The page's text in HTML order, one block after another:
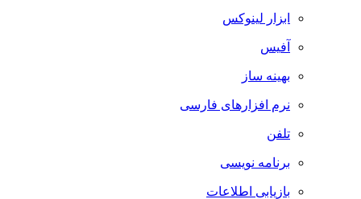
ابزار لینوکس
آفیس
بهینه ساز
نرم افزارهای فارسی
تلفن
برنامه نویسی
بازیابی اطلاعات